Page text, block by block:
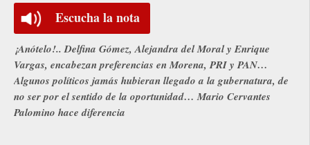
Escucha la nota
¡Anótelo!.. Delfina Gómez, Alejandra del Moral y Enrique
Vargas, encabezan preferencias en Morena, PRI y PAN…
Algunos políticos jamás hubieran llegado a la gubernatura, de
no ser por el sentido de la oportunidad… Mario Cervantes
Palomino hace diferencia